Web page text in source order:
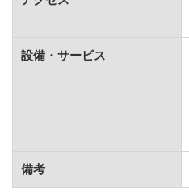
設備・サービス
備考